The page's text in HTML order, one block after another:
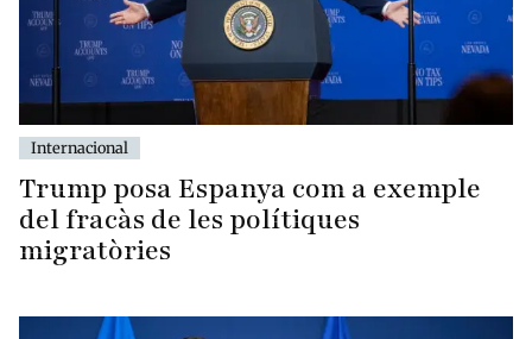
Internacional
Trump posa Espanya com a exemple
del fracàs de les polítiques
migratòries